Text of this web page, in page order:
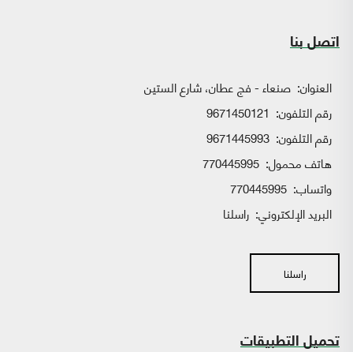
اتصل بنا
العنوان: صنعاء - فج عطان، شارع الستين
رقم التلفون: 9671450121
رقم التلفون: 9671445993
هاتف محمول: 770445995
واتساب:
البريد الإلكتروني: راسلنا
راسلنا
تحميل التطبيقات